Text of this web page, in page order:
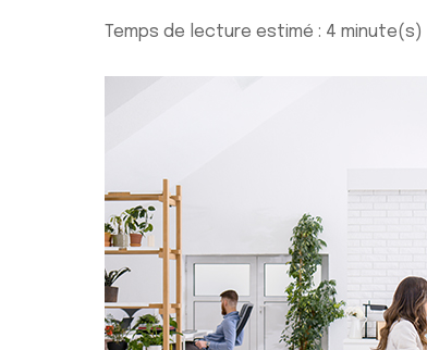
Temps de lecture estimé : 4 minute(s)